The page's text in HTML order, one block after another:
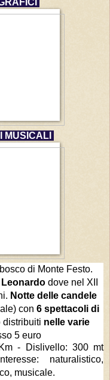
MUSICALI
di Monte Festo.
dove nel XII
Notte delle candele
con 6 spettacoli di
distribuiti nelle varie
5 euro
-
Dislivello: 300 mt
naturalistico,
musicale.